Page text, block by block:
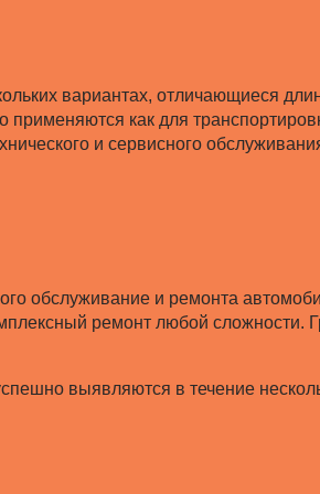
вариантах, отличающиеся
как для
и сервисного
обслуживание и ремонта
ремонт любой сложности.
выявляются в течение